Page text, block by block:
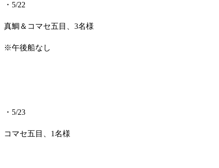
・5/22
真鯛＆コマセ五目、3名様
※午後船なし
・5/23
コマセ五目、1名様